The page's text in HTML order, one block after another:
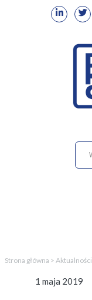
Strona główna > Aktualności
1 maja 2019